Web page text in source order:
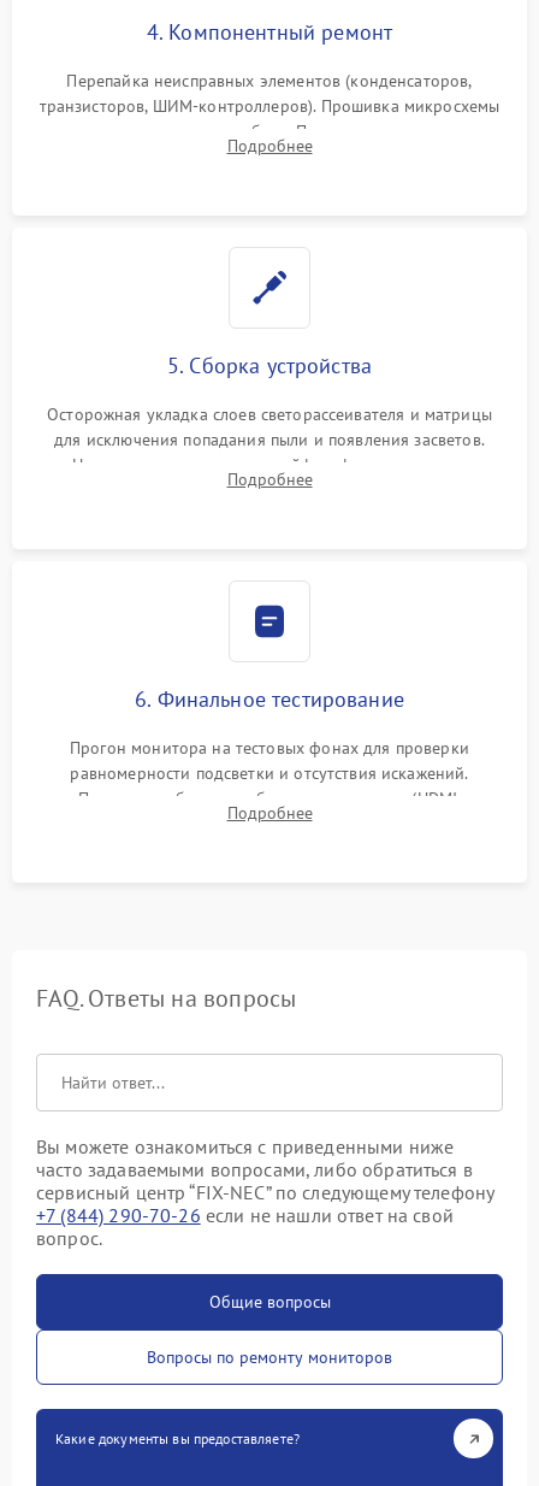
4. Компонентный ремонт
Перепайка неисправных элементов (конденсаторов,
транзисторов, ШИМ-контроллеров). Прошивка микросхемы
памяти при программных сбоях. При поломке подсветки —
разборка матрицы и замена выгоревших светодиодов.
Подробнее
5. Сборка устройства
Осторожная укладка слоев светорассеивателя и матрицы
для исключения попадания пыли и появления засветов.
Надежное подключение шлейфов, фиксация плат и
аккуратное защелкивание пластикового корпуса монитора.
Подробнее
6. Финальное тестирование
Прогон монитора на тестовых фонах для проверки
равномерности подсветки и отсутствия искажений.
Проверка работоспособности всех портов (HDMI,
DisplayPort, VGA) и кнопок управления под нагрузкой в
Подробнее
FAQ. Ответы на вопросы
Вы можете ознакомиться с приведенными ниже
часто задаваемыми вопросами, либо обратиться в
сервисный центр “FIX-NEC” по следующему телефону
+7 (844) 290-70-26 если не нашли ответ на свой
вопрос.
Общие вопросы
Вопросы по ремонту мониторов
Какие документы вы предоставляете?